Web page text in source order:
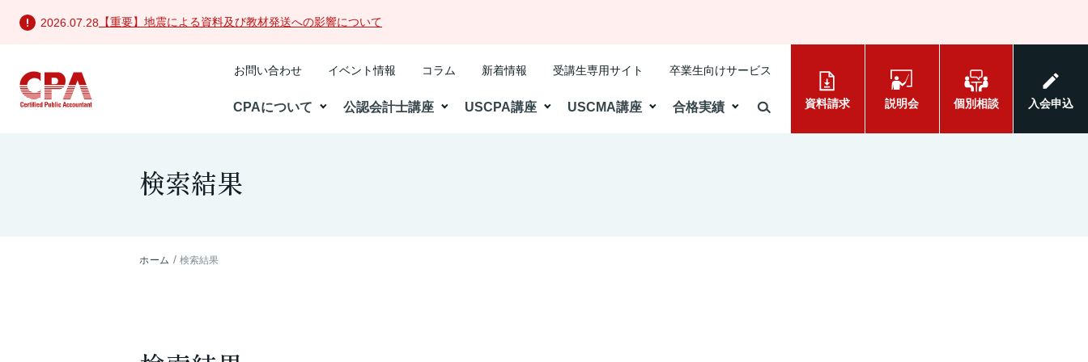
2026.07.28 【重要】地震による資料及び教材発送への影響について
CPAについて 公認会計士講座 USCPA講座 USCMA講座 合格実績
お問い合わせ イベント情報 コラム 新着情報 受講生専用サイト 卒業生向けサービス
資料請求 説明会 個別相談 入会申込
検索結果
ホーム 検索結果